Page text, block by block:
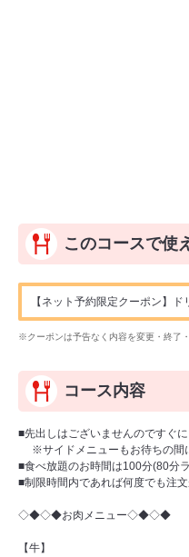
このコースで使
【ネット予約限定クーポン】
※クーポンは予告なく内容を変更・終了
コース内容
■先出しはございませんのですぐに
※サイドメニューもお待ちの間
■食べ放題のお時間は100分(80分
■制限時間内であれば何度でも注
◇◆◇◆お肉メニュー◇◆◇◆
【牛】